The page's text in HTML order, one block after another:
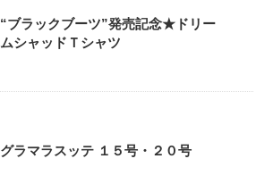
“ブラックブーツ”発売記念★ドリー
ムシャッドＴシャツ
グラマラスッテ １５号・２０号